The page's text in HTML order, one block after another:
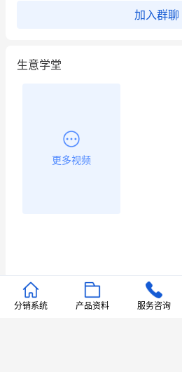
加入群聊
生意学堂
更多视频
推荐文章
分销系统 产品资料 服务咨询